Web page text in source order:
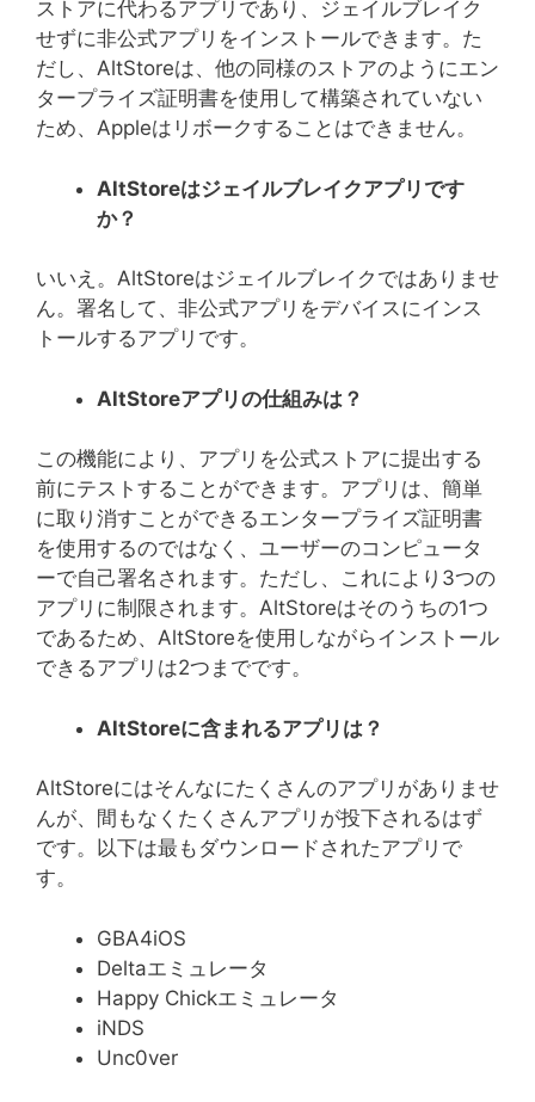
ストアに代わるアプリであり、ジェイルブレイク
せずに非公式アプリをインストールできます。た
だし、AltStoreは、他の同様のストアのようにエン
タープライズ証明書を使用して構築されていない
ため、Appleはリボークすることはできません。
AltStoreはジェイルブレイクアプリです
か？
いいえ。AltStoreはジェイルブレイクではありませ
ん。署名して、非公式アプリをデバイスにインス
トールするアプリです。
AltStoreアプリの仕組みは？
この機能により、アプリを公式ストアに提出する
前にテストすることができます。アプリは、簡単
に取り消すことができるエンタープライズ証明書
を使用するのではなく、ユーザーのコンピュータ
ーで自己署名されます。ただし、これにより3つの
アプリに制限されます。AltStoreはそのうちの1つ
であるため、AltStoreを使用しながらインストール
できるアプリは2つまでです。
AltStoreに含まれるアプリは？
AltStoreにはそんなにたくさんのアプリがありませ
んが、間もなくたくさんアプリが投下されるはず
です。以下は最もダウンロードされたアプリで
す。
GBA4iOS
Deltaエミュレータ
Happy Chickエミュレータ
iNDS
Unc0ver